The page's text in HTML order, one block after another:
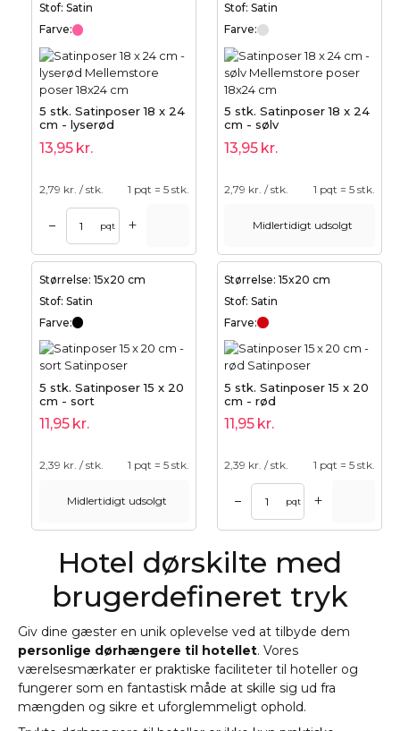
Stof: Satin
Farve:
5 stk. Satinposer 18 x 24
cm - lyserød
13,95 kr.
2,79 kr. / stk. 1 pqt = 5 stk.
– pqt +
Stof: Satin
Farve:
5 stk. Satinposer 18 x 24
cm - sølv
13,95 kr.
2,79 kr. / stk. 1 pqt = 5 stk.
Midlertidigt udsolgt
Størrelse: 15x20 cm
Stof: Satin
Farve:
5 stk. Satinposer 15 x 20
cm - sort
11,95 kr.
2,39 kr. / stk. 1 pqt = 5 stk.
Midlertidigt udsolgt
Størrelse: 15x20 cm
Stof: Satin
Farve:
5 stk. Satinposer 15 x 20
cm - rød
11,95 kr.
2,39 kr. / stk. 1 pqt = 5 stk.
– pqt +
Hotel dørskilte med
brugerdefineret tryk
Giv dine gæster en unik oplevelse ved at tilbyde dem
personlige dørhængere til hotellet. Vores
værelsesmærkater er praktiske faciliteter til hoteller og
fungerer som en fantastisk måde at skille sig ud fra
mængden og sikre et uforglemmeligt ophold.